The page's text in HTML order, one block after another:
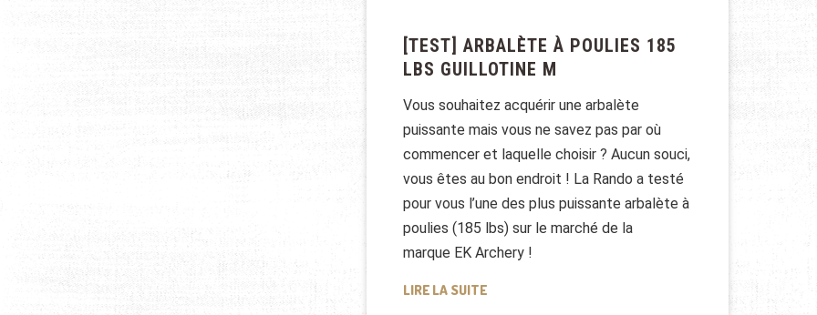
[TEST] ARBALÈTE À POULIES 185
LBS GUILLOTINE M
Vous souhaitez acquérir une arbalète
puissante mais vous ne savez pas par où
commencer et laquelle choisir ? Aucun souci,
vous êtes au bon endroit ! La Rando a testé
pour vous l’une des plus puissante arbalète à
poulies (185 lbs) sur le marché de la
marque EK Archery !
LIRE LA SUITE[TEST] ARBALÈTE À POULIES 185 LBS GUILLOTINE M